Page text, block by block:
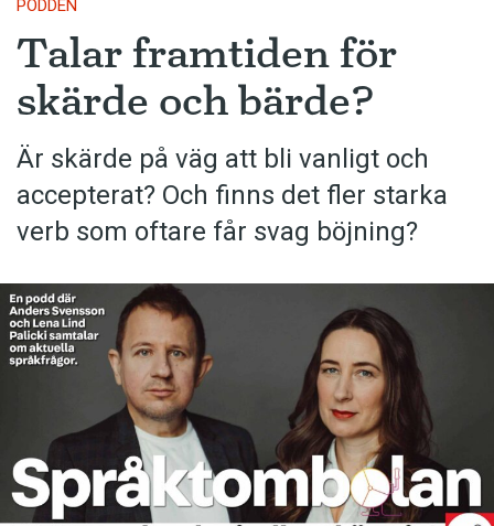
PODDEN
Talar framtiden för
skärde och bärde?
Är skärde på väg att bli vanligt och
accepterat? Och finns det fler starka
verb som oftare får svag böjning?